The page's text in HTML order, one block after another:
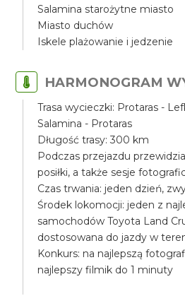
Salamina starożytne miasto
Miasto duchów
Iskele plażowanie i jedzenie
HARMONOGRAM
Trasa wycieczki: Protaras -
Salamina - Protaras
Długość trasy: 300 km
Podczas przejazdu
posiłki, a także sesje
Czas trwania: jeden dzień,
Środek lokomocji: jeden z
samochodów Toyota Land
dostosowana do jazdy w
Konkurs: na najlepszą
najlepszy filmik do 1 minuty